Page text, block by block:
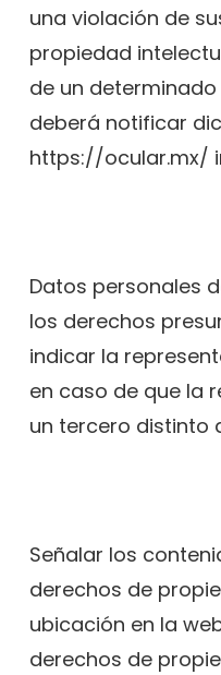
una violación de
propiedad
de un
deberá notificar
https://ocular.mx/
Datos personales
los derechos
indicar la
en caso de que la
un tercero distinto
Señalar los
derechos de
ubicación en la
derechos de